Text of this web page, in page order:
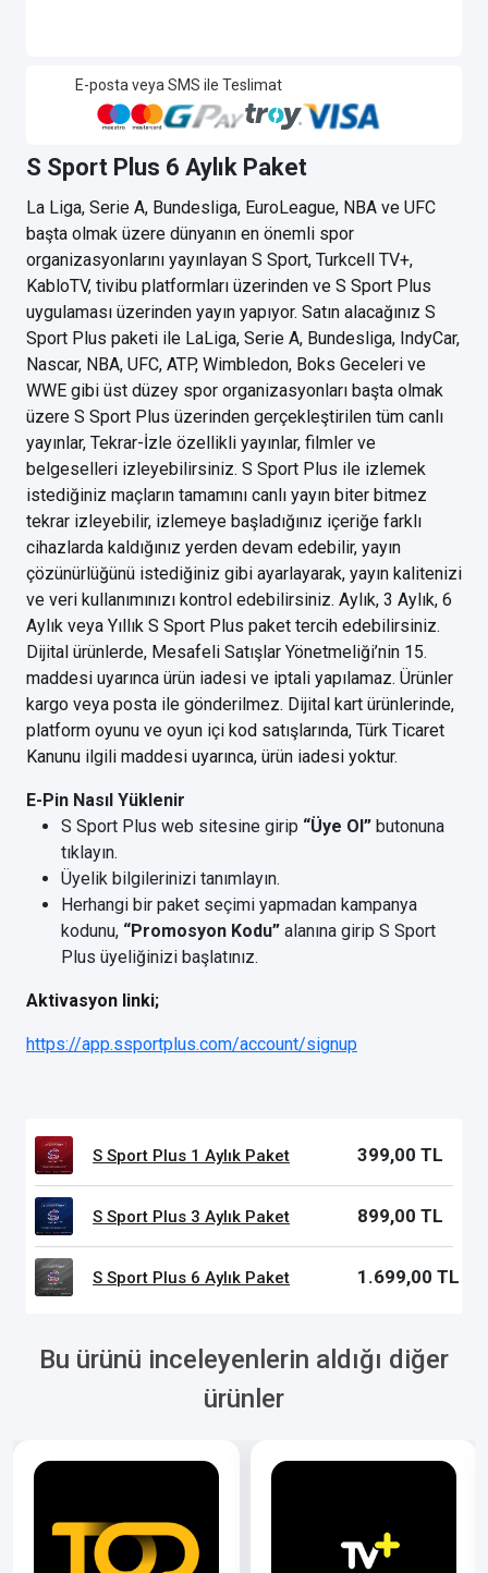
E-posta veya SMS ile Teslimat
S Sport Plus 6 Aylık Paket
La Liga, Serie A, Bundesliga, EuroLeague, NBA ve UFC
başta olmak üzere dünyanın en önemli spor
organizasyonlarını yayınlayan S Sport, Turkcell TV+,
KabloTV, tivibu platformları üzerinden ve S Sport Plus
uygulaması üzerinden yayın yapıyor. Satın alacağınız S
Sport Plus paketi ile LaLiga, Serie A, Bundesliga, IndyCar,
Nascar, NBA, UFC, ATP, Wimbledon, Boks Geceleri ve
WWE gibi üst düzey spor organizasyonları başta olmak
üzere S Sport Plus üzerinden gerçekleştirilen tüm canlı
yayınlar, Tekrar-İzle özellikli yayınlar, filmler ve
belgeselleri izleyebilirsiniz. S Sport Plus ile izlemek
istediğiniz maçların tamamını canlı yayın biter bitmez
tekrar izleyebilir, izlemeye başladığınız içeriğe farklı
cihazlarda kaldığınız yerden devam edebilir, yayın
çözünürlüğünü istediğiniz gibi ayarlayarak, yayın kalitenizi
ve veri kullanımınızı kontrol edebilirsiniz. Aylık, 3 Aylık, 6
Aylık veya Yıllık S Sport Plus paket tercih edebilirsiniz.
Dijital ürünlerde, Mesafeli Satışlar Yönetmeliği’nin 15.
maddesi uyarınca ürün iadesi ve iptali yapılamaz. Ürünler
kargo veya posta ile gönderilmez. Dijital kart ürünlerinde,
platform oyunu ve oyun içi kod satışlarında, Türk Ticaret
Kanunu ilgili maddesi uyarınca, ürün iadesi yoktur.
E-Pin Nasıl Yüklenir
S Sport Plus web sitesine girip “Üye Ol” butonuna
tıklayın.
Üyelik bilgilerinizi tanımlayın.
Herhangi bir paket seçimi yapmadan kampanya
kodunu, “Promosyon Kodu” alanına girip S Sport
Plus üyeliğinizi başlatınız.
Aktivasyon linki;
https://app.ssportplus.com/account/signup
S Sport Plus 1 Aylık Paket 399,00 TL
S Sport Plus 3 Aylık Paket 899,00 TL
S Sport Plus 6 Aylık Paket 1.699,00 TL
Bu ürünü inceleyenlerin aldığı diğer
ürünler